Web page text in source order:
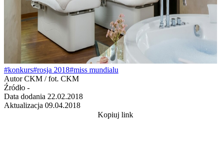
#konkurs#rosja 2018#miss mundialu
Autor CKM / fot. CKM
Źródło -
Data dodania 22.02.2018
Aktualizacja 09.04.2018
Kopiuj link